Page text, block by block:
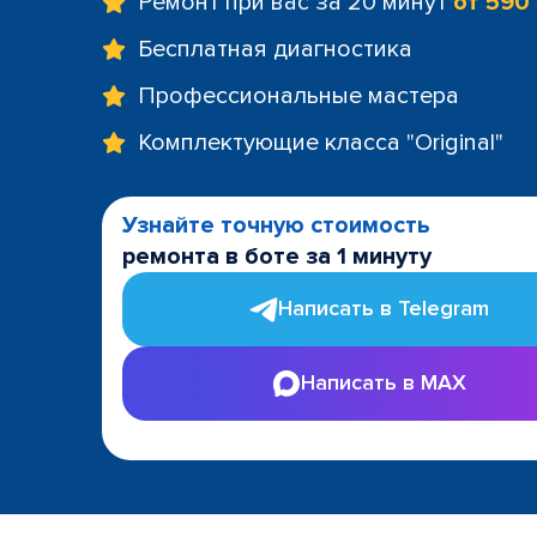
Бесплатная диагностика
Профессиональные мастера
Комплектующие класса "Original"
Узнайте точную стоимость
ремонта в боте за 1 минуту
Написать в Telegram
Написать в MAX